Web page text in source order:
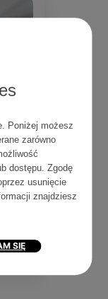
Poniżej możesz
zarówno
dostępu. Zgodę
usunięcie
znajdziesz
SIĘ